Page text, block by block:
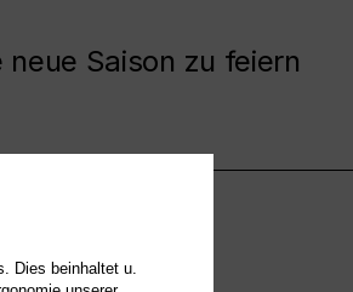
Saison zu feiern
Dies beinhaltet u.